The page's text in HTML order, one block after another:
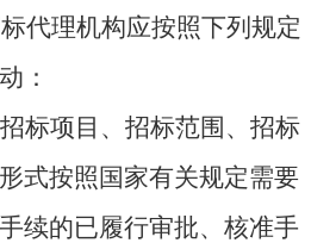
代理机构应按照下列规定
：
招标项目、招标范围、招标
式按照国家有关规定需要
续的已履行审批、核准手